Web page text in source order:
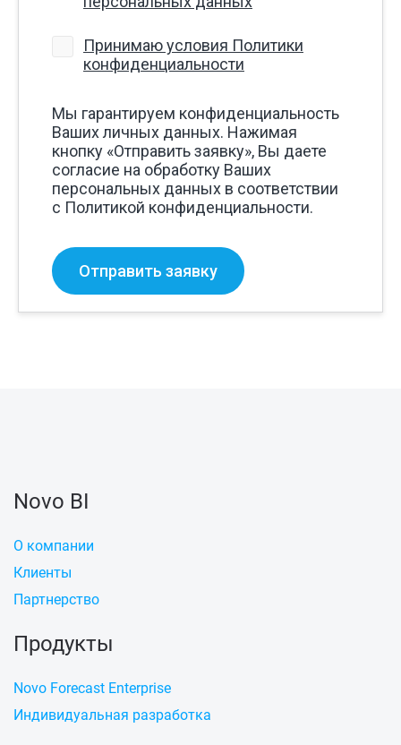
Novo BI
О компании
Клиенты
Партнерство
Продукты
Novo Forecast Enterprise
Индивидуальная разработка